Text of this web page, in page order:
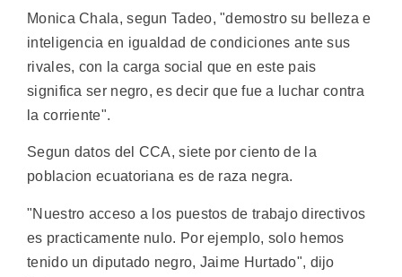
Monica Chala, segun Tadeo, "demostro su belleza e
inteligencia en igualdad de condiciones ante sus
rivales, con la carga social que en este pais
significa ser negro, es decir que fue a luchar contra
la corriente".
Segun datos del CCA, siete por ciento de la
poblacion ecuatoriana es de raza negra.
"Nuestro acceso a los puestos de trabajo directivos
es practicamente nulo. Por ejemplo, solo hemos
tenido un diputado negro, Jaime Hurtado", dijo